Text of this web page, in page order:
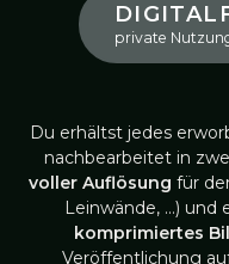
private
Du erhältst jedes
nachbearbeitet in
voller Auflösung für
Leinwände, …) und
komprimiertes
Veröffentlichung